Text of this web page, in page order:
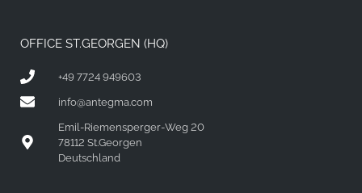
OFFICE ST.GEORGEN (HQ)
+49 7724 949603
info@antegma.com
Emil-Riemensperger-Weg 20
78112 St.Georgen
Deutschland